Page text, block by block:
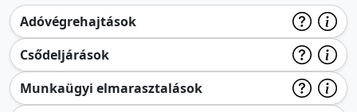
Adóvégrehajtások
Csődeljárások
Munkaügyi elmarasztalások